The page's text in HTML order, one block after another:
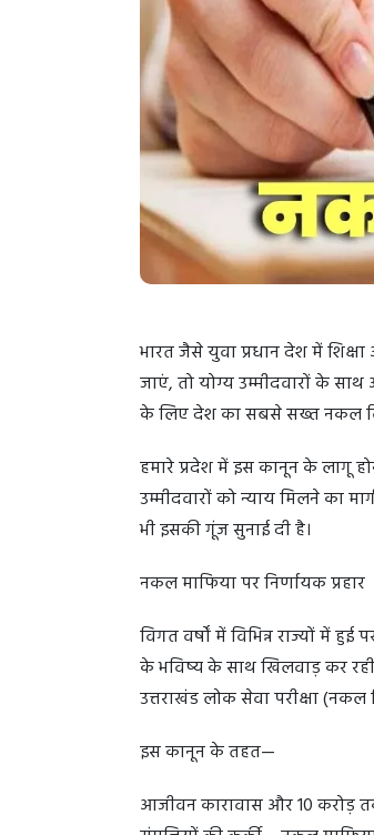
भारत जैसे युवा प्रधान देश में
जाएं, तो योग्य उम्मीदवारों के
के लिए देश का सबसे सख्त नकल
हमारे प्रदेश में इस कानून के लागू
उम्मीदवारों को न्याय मिलने का
भी इसकी गूंज सुनाई दी है।
नकल माफिया पर निर्णायक प्रहार
विगत वर्षों में विभिन्न राज्यों में
के भविष्य के साथ खिलवाड़ कर रही
उत्तराखंड लोक सेवा परीक्षा
इस कानून के तहत—
आजीवन कारावास और 10 करोड़